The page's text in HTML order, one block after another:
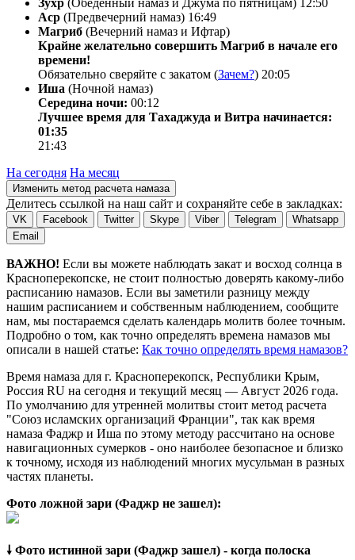
Зухр (Обеденный намаз и Джума по пятницам) 12:50
Аср (Предвечерний намаз) 16:49
Магриб (Вечерний намаз и Ифтар)
Крайне желательно совершить Магриб в начале его
времени!
Обязательно сверяйте с закатом (Зачем?) 20:05
Иша (Ночной намаз)
Середина ночи: 00:12
Лучшее время для Тахаджуда и Витра начинается:
01:35
21:43
На сегодня На месяц
Изменить метод расчета намаза
Делитесь ссылкой на наш сайт и сохраняйте себе в закладках:
VK Facebook Twitter Skype Viber Telegram
Whatsapp
Email
ВАЖНО! Если вы можете наблюдать закат и восход солнца в
Красноперекопске, не стоит полностью доверять какому-либо
расписанию намазов. Если вы заметили разницу между
нашим расписанием и собственным наблюдением, сообщите
нам, мы постараемся сделать календарь молитв более точным.
Подробно о том, как точно определять времена намазов мы
описали в нашей статье: Как точно определять время намазов?
Время намаза для г. Красноперекопск, Республики Крым,
Россия RU на сегодня и текущий месяц — Август 2026 года.
По умолчанию для утренней молитвы стоит метод расчета
"Союз исламских организаций Франции", так как время
намаза Фаджр и Иша по этому методу рассчитано на основе
навигационных сумерков - оно наиболее безопасное и близко
к точному, исходя из наблюдений многих мусульман в разных
частях планеты.
Фото ложной зари (Фаджр не зашел):
🠗 Фото истинной зари (Фаджр зашел) - когда полоска